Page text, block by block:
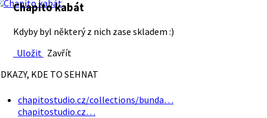
Chapito kabát
Kdyby byl některý z nich zase skladem :)
Uložit Zavřít
KDE TO SEHNAT
chapitostudio.cz/collections/bunda…
chapitostudio.cz…